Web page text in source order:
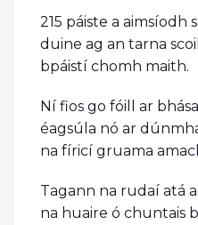
215 páiste a aimsíodh
duine ag an tarna
bpáistí chomh maith.
Ní fios go fóill ar
éagsúla nó ar
na fíricí gruama
Tagann na rudaí atá
na huaire ó chuntais